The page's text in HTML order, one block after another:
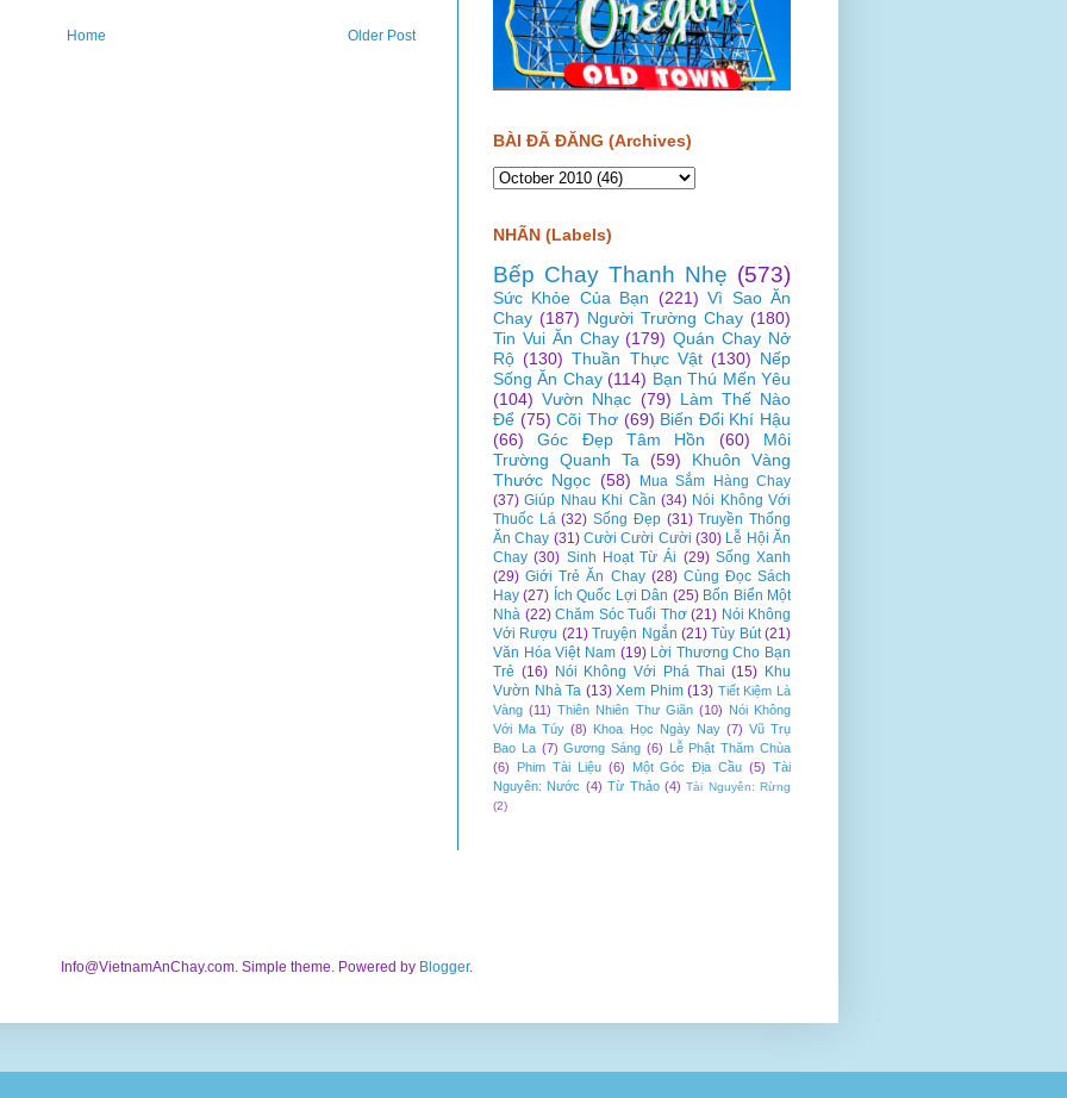
Older Post
Home
BÀI ĐÃ ĐĂNG (Archives)
NHÃN (Labels)
Bếp Chay Thanh Nhẹ (573)
Sức Khỏe Của Bạn (221) Vì Sao Ăn
Chay (187) Người Trường Chay (180)
Tin Vui Ăn Chay (179) Quán Chay Nở
Rộ (130) Thuần Thực Vật (130) Nếp
Sống Ăn Chay (114) Bạn Thú Mến Yêu
(104) Vườn Nhạc (79) Làm Thế Nào
Để (75) Cõi Thơ (69) Biến Đổi Khí Hậu
(66)
Góc Đẹp Tâm Hồn (60)
Môi
Trường Quanh Ta
(59)
Khuôn Vàng
Thước Ngọc (58)
Mua Sắm Hàng Chay
(37) Giúp Nhau Khi Cần (34) Nói Không Với
Thuốc Lá (32) Sống Đẹp (31) Truyền Thống
Ăn Chay (31) Cười Cười Cười (30) Lễ Hội Ăn
Chay (30) Sinh Hoạt Từ Ái (29) Sống Xanh
(29) Giới Trẻ Ăn Chay (28) Cùng Đọc Sách
Hay (27) Ích Quốc Lợi Dân (25) Bốn Biển Một
Nhà (22) Chăm Sóc Tuổi Thơ (21) Nói Không
Với Rượu (21) Truyện Ngắn (21) Tùy Bút (21)
Văn Hóa Việt Nam (19) Lời Thương Cho Bạn
Trẻ (16) Nói Không Với Phá Thai (15) Khu
Vườn Nhà Ta (13) Xem Phim (13) Tiết Kiệm Là
Vàng (11) Thiên Nhiên Thư Giãn (10) Nói Không
Với Ma Túy (8) Khoa Học Ngày Nay (7) Vũ Trụ
Bao La (7) Gương Sáng (6) Lễ Phật Thăm Chùa
(6)
Phim Tài Liệu (6) Một Góc Địa Cầu (5) Tài
Nguyên: Nước (4) Từ Thảo (4) Tài Nguyên: Rừng
(2)
Info@VietnamAnChay.com. Simple theme. Powered by Blogger.